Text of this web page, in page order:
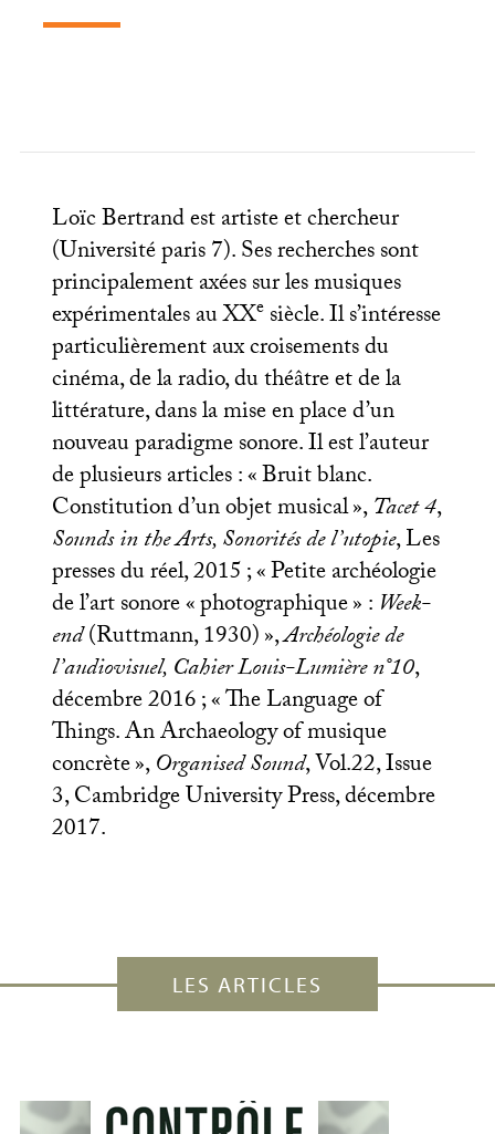
Loïc Bertrand est artiste et chercheur
(Université paris 7). Ses recherches sont
principalement axées sur les musiques
expérimentales auXXesiècle. Il s’intéresse
particulièrement aux croisements du
cinéma, de la radio, du théâtre et de la
littérature, dans la mise en place d’un
nouveau paradigme sonore. Il est l’auteur
de plusieurs articles : «Bruit blanc.
Constitution d’un objet musical»,Tacet 4,
Sounds in the Arts, Sonorités de l’utopie, Les
presses du réel, 2015; «Petite archéologie
de l’art sonore «photographique» : Week-
end(Ruttmann, 1930)»,Archéologie de
l’audiovisuel, Cahier Louis-Lumière n°10,
décembre 2016; «The Language of
Things. An Archaeology of musique
concrète»,Organised Sound, Vol.22, Issue
3, Cambridge University Press, décembre
2017.
LES ARTICLES